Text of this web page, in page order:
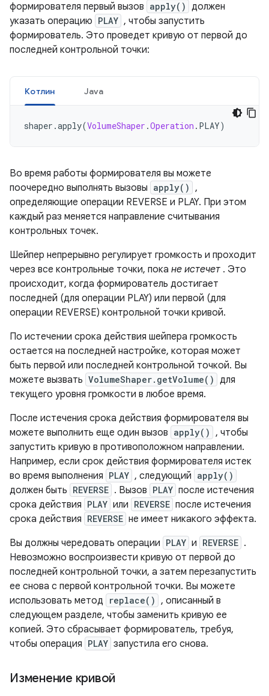
формирователя первый вызов apply() должен
указать операцию PLAY , чтобы запустить
формирователь. Это проведет кривую от первой до
последней контрольной точки:
Котлин Java
shaper .apply(VolumeShaper .Operation . PLAY)
Во время работы формирователя вы можете
поочередно выполнять вызовы apply() ,
определяющие операции REVERSE и PLAY. При этом
каждый раз меняется направление считывания
контрольных точек.
Шейпер непрерывно регулирует громкость и проходит
через все контрольные точки, пока не истечет . Это
происходит, когда формирователь достигает
последней (для операции PLAY) или первой (для
операции REVERSE) контрольной точки кривой.
По истечении срока действия шейпера громкость
остается на последней настройке, которая может
быть первой или последней контрольной точкой. Вы
можете вызвать VolumeShaper.getVolume() для
текущего уровня громкости в любое время.
После истечения срока действия формирователя вы
можете выполнить еще один вызов apply() , чтобы
запустить кривую в противоположном направлении.
Например, если срок действия формирователя истек
во время выполнения PLAY , следующий apply()
должен быть REVERSE . Вызов PLAY после истечения
срока действия PLAY или REVERSE после истечения
срока действия REVERSE не имеет никакого эффекта.
Вы должны чередовать операции PLAY и REVERSE .
Невозможно воспроизвести кривую от первой до
последней контрольной точки, а затем перезапустить
ее снова с первой контрольной точки. Вы можете
использовать метод
replace() , описанный в
следующем разделе, чтобы заменить кривую ее
копией. Это сбрасывает формирователь, требуя,
чтобы операция PLAY запустила его снова.
Изменение кривой